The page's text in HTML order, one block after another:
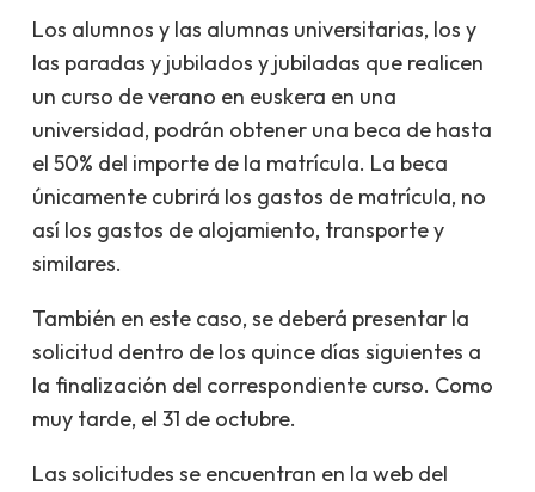
Los alumnos y las alumnas universitarias, los y
las paradas y jubilados y jubiladas que realicen
un curso de verano en euskera en una
universidad, podrán obtener una beca de hasta
el 50% del importe de la matrícula. La beca
únicamente cubrirá los gastos de matrícula, no
así los gastos de alojamiento, transporte y
similares.
También en este caso, se deberá presentar la
solicitud dentro de los quince días siguientes a
la finalización del correspondiente curso. Como
muy tarde, el 31 de octubre.
Las solicitudes se encuentran en la web del